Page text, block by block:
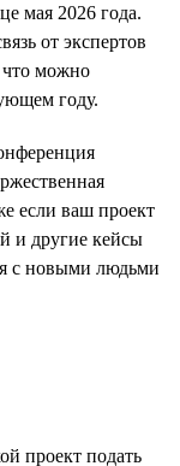
мая 2026 года.
от экспертов
что можно
году.
если ваш проект
и другие кейсы
с новыми людьми
проект подать